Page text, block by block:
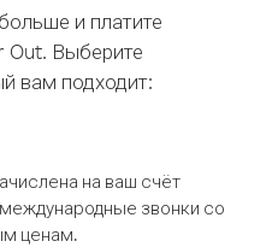
и платите
Out. Выберите
вам подходит:
на ваш счёт
звонки со
ценам.